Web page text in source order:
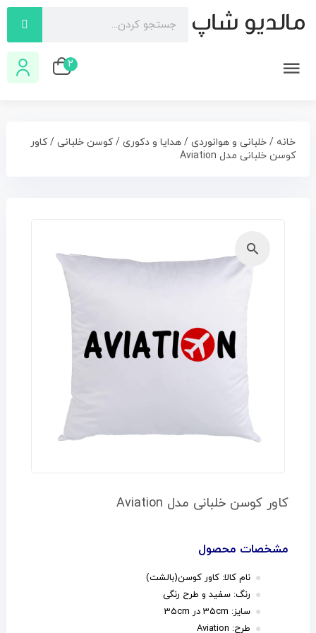
2
خانه / خلبانی و هوانوردی/ هدایا و دکوری/کوسن خلبانی/ کاور
کوسن خلبانی مدل Aviation
کاور کوسن خلبانی مدل Aviation
مشخصات محصول
نام کالا: کاور کوسن(بالشت)
رنگ: سفید و طرح رنگی
سایز: 35cm در 35cm
طرح: Aviation